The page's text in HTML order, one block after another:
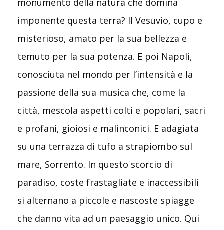
imponente questa terra? Il Vesuvio, cupo e
misterioso, amato per la sua bellezza e
temuto per la sua potenza. E poi Napoli,
conosciuta nel mondo per l’intensità e la
passione della sua musica che, come la
città, mescola aspetti colti e popolari, sacri
e profani, gioiosi e malinconici. E adagiata
su una terrazza di tufo a strapiombo sul
mare, Sorrento. In questo scorcio di
paradiso, coste frastagliate e inaccessibili
si alternano a piccole e nascoste spiagge
che danno vita ad un paesaggio unico. Qui